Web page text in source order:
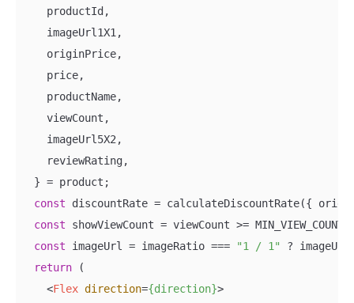
    productId,
    imageUrl1X1,
    originPrice,
    price,
    productName,
    viewCount,
    imageUrl5X2,
    reviewRating,
  } = product;
const discountRate = calculateDiscountRate({
const showViewCount = viewCount >=
const imageUrl = imageRatio === "1 / 1"
?
return (
<Flex direction={direction}>